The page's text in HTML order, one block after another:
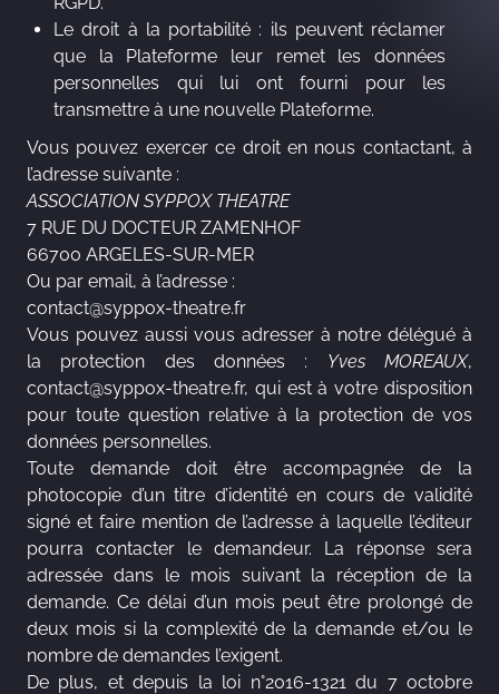
Le droit à la portabilité : ils peuvent réclamer
que la Plateforme leur remet les données
personnelles qui lui ont fourni pour les
transmettre à une nouvelle Plateforme.
Vous pouvez exercer ce droit en nous contactant, à
l’adresse suivante :
ASSOCIATION SYPPOX THEATRE
7 RUE DU DOCTEUR ZAMENHOF
66700 ARGELES-SUR-MER
Ou par email, à l’adresse :
contact@syppox-theatre.fr
Vous pouvez aussi vous adresser à notre délégué à
la protection des données : Yves MOREAUX,
contact@syppox-theatre.fr, qui est à votre disposition
pour toute question relative à la protection de vos
données personnelles.
Toute demande doit être accompagnée de la
photocopie d’un titre d’identité en cours de validité
signé et faire mention de l’adresse à laquelle l’éditeur
pourra contacter le demandeur. La réponse sera
adressée dans le mois suivant la réception de la
demande. Ce délai d’un mois peut être prolongé de
deux mois si la complexité de la demande et/ou le
nombre de demandes l’exigent.
De plus, et depuis la loi n°2016-1321 du 7 octobre